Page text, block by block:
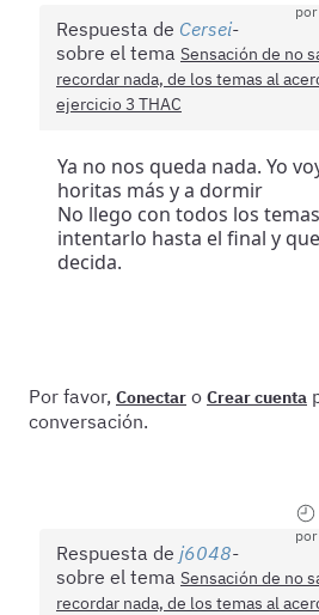
por
Respuesta de Cersei
sobre el tema Sensación de no
recordar nada, de los temas al
ejercicio 3 THAC
Ya no nos queda nada. Yo
horitas más y a dormir
No llego con todos los
intentarlo hasta el final y
decida.
Por favor, Conectar o Crear cuenta
conversación.
por
Respuesta de j6048
sobre el tema Sensación de no
recordar nada, de los temas al